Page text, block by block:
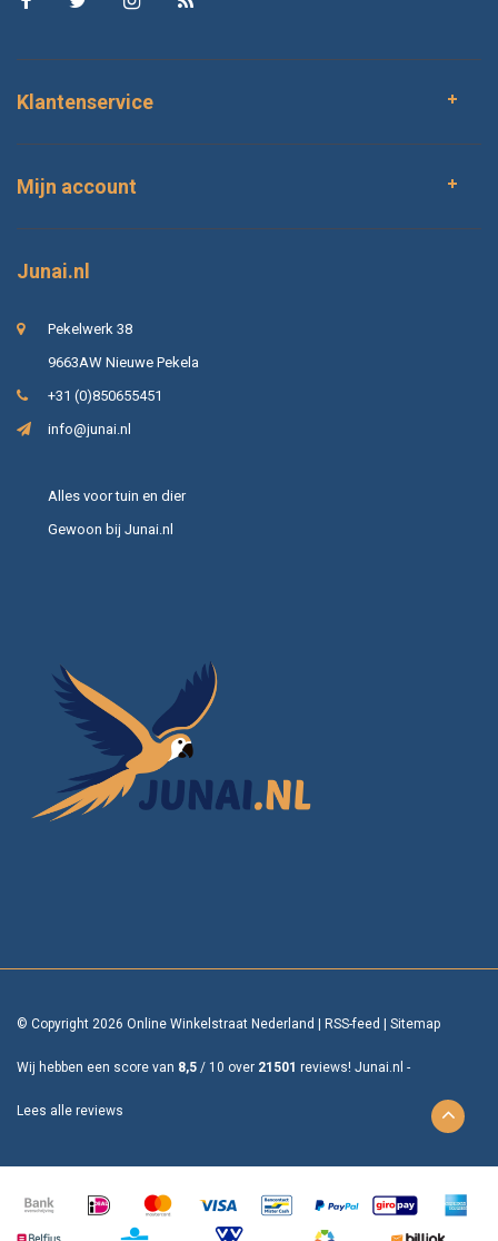
Klantenservice
Mijn account
Junai.nl
Pekelwerk 38
9663AW Nieuwe Pekela
+31 (0)850655451
info@junai.nl
Alles voor tuin en dier
Gewoon bij Junai.nl
© Copyright 2026 Online Winkelstraat Nederland | RSS-feed | Sitemap
Wij hebben een score van 8,5 / 10 over 21501 reviews! Junai.nl -
Lees alle reviews